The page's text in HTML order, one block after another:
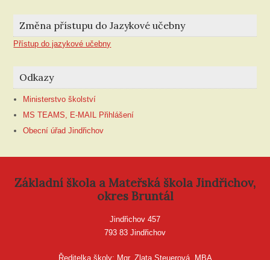
Změna přístupu do Jazykové učebny
Přístup do jazykové učebny
Odkazy
Ministerstvo školství
MS TEAMS, E-MAIL Přihlášení
Obecní úřad Jindřichov
Základní škola a Mateřská škola Jindřichov,
okres Bruntál
Jindřichov 457
793 83 Jindřichov
Ředitelka školy: Mgr. Zlata Steuerová, MBA